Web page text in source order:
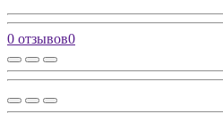
0 отзывов0